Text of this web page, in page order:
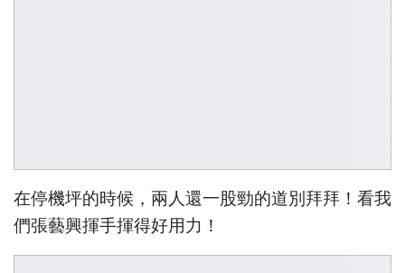
在停機坪的時候，兩人還一股勁的道別拜拜！看我
們張藝興揮手揮得好用力！